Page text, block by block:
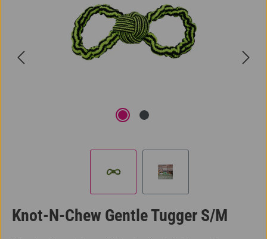
Knot-N-Chew Gentle Tugger S/M